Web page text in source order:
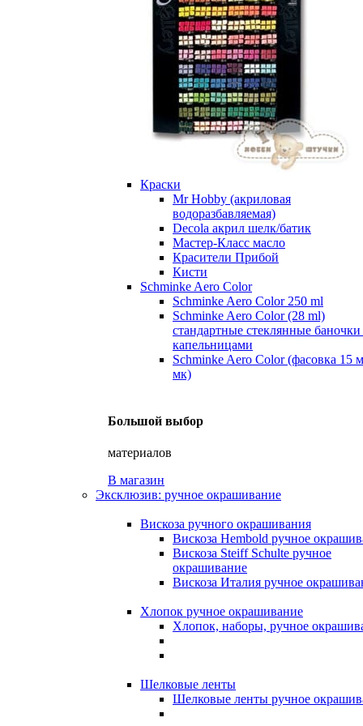
Краски
Mr Hobby (акриловая
водоразбавляемая)
Decola акрил шелк/батик
Мастер-Класс масло
Красители Прибой
Кисти
Schminke Aero Color
Schminke Aero Color 250 ml
Schminke Aero Color (28 ml)
стандартные стеклянные баночки
капельницами
Schminke Aero Color (фасовка 15
мк)
Большой выбор
материалов
В магазин
Эксклюзив: ручное окрашивание
Вискоза ручного окрашивания
Вискоза Hembold ручное
Вискоза Steiff Schulte ручное
окрашивание
Вискоза Италия ручное
Хлопок ручное окрашивание
Хлопок, наборы, ручное
Шелковые ленты
Шелковые ленты ручное